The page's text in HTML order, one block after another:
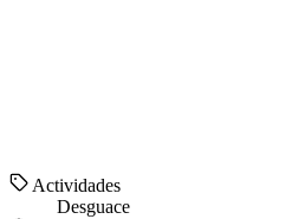
Actividades
Desguace